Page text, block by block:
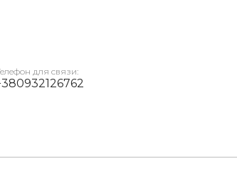
для связи: